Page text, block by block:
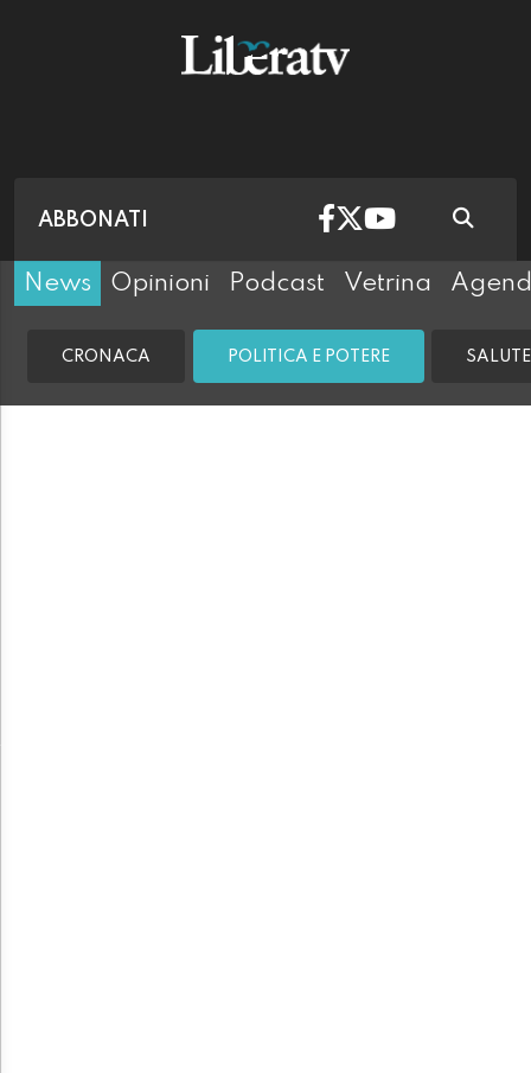
ABBONATI
News Opinioni Podcast Vetrina
CRONACA POLITICA E POTERE